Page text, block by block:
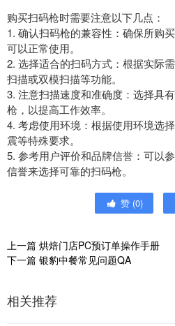
购买扫码枪时需要注意以下几点：
1. 确认扫码枪的兼容性：确保所购
可以正常使用。
2. 选择适合的扫码方式：根据实际
扫描或双模扫描等功能。
3. 注意扫描速度和准确度：选择具
枪，以提高工作效率。
4. 考虑使用环境：根据使用环境选
震等特殊要求。
5. 参考用户评价和品牌信誉：可以
信誉来选择可靠的扫码枪。
赞 (0)
上一篇 烘焙门店PC预订单操作手册
下一篇 银豹中餐常见问题QA
相关推荐